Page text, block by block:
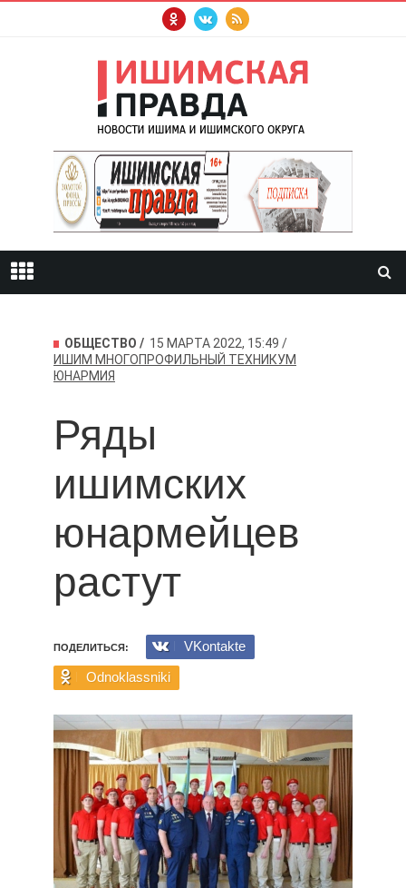
ОБЩЕСТВО
15 МАРТА 2022, 15:49
ИШИМ МНОГОПРОФИЛЬНЫЙ ТЕХНИКУМ
ЮНАРМИЯ
Ряды
ишимских
юнармейцев
растут
ПОДЕЛИТЬСЯ:
VKontakte
Odnoklassniki